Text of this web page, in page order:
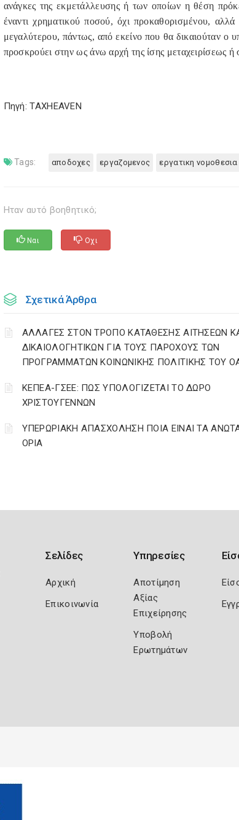
ανάγκες της εκμετάλλευσης ή των οποίων η θέση
έναντι χρηματικού ποσού, όχι προκαθορισμένου,
μεγαλύτερου, πάντως, από εκείνο που θα δικαιούταν ο
προσκρούει στην ως άνω αρχή της ίσης
Πηγή: TAXHEAVEN
Tags: αποδοχες εργαζομενος εργατικη νομοθεσια
Ηταν αυτό βοηθητικό;
Ναι Οχι
Σχετικά Άρθρα
ΑΛΛΑΓΕΣ ΣΤΟΝ ΤΡΟΠΟ ΚΑΤΑΘΕΣΗΣ ΑΙΤΗΣΕΩΝ
ΔΙΚΑΙΟΛΟΓΗΤΙΚΩΝ ΓΙΑ ΤΟΥΣ ΠΑΡΟΧΟΥΣ ΤΩΝ
ΠΡΟΓΡΑΜΜΑΤΩΝ ΚΟΙΝΩΝΙΚΗΣ ΠΟΛΙΤΙΚΗΣ ΤΟΥ
ΚΕΠΕΑ-ΓΣΕΕ: ΠΩΣ ΥΠΟΛΟΓΙΖΕΤΑΙ ΤΟ ΔΩΡΟ
ΧΡΙΣΤΟΥΓΕΝΝΩΝ
ΥΠΕΡΩΡΙΑΚΗ ΑΠΑΣΧΟΛΗΣΗ ΠΟΙΑ ΕΙΝΑΙ ΤΑ
ΟΡΙΑ
Σελίδες
Αρχική
Επικοινωνία
Υπηρεσίες
Αποτίμηση
Αξίας
Επιχείρησης
Υποβολή
Ερωτημάτων